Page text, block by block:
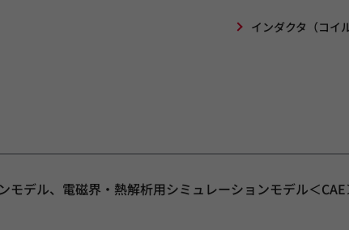
インダクタ（コイ
デル、電磁界・熱解析用シミュレーションモデル＜